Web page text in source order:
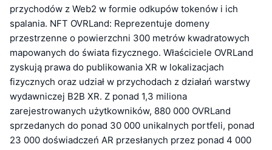
przychodów z Web2 w formie odkupów tokenów i ich
spalania. NFT OVRLand: Reprezentuje domeny
przestrzenne o powierzchni 300 metrów kwadratowych
mapowanych do świata fizycznego. Właściciele OVRLand
zyskują prawa do publikowania XR w lokalizacjach
fizycznych oraz udział w przychodach z działań warstwy
wydawniczej B2B XR. Z ponad 1,3 miliona
zarejestrowanych użytkowników, 880 000 OVRLand
sprzedanych do ponad 30 000 unikalnych portfeli, ponad
23 000 doświadczeń AR przesłanych przez ponad 4 000